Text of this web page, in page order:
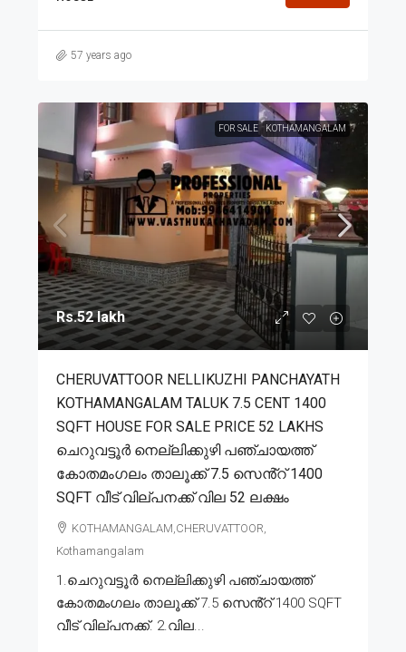
57 years ago
FOR SALE KOTHAMANGALAM
Rs.52 lakh
CHERUVATTOOR NELLIKUZHI PANCHAYATH
KOTHAMANGALAM TALUK 7.5 CENT 1400
SQFT HOUSE FOR SALE PRICE 52 LAKHS
ചെറുവട്ടൂർ നെല്ലിക്കുഴി പഞ്ചായത്ത്
കോതമംഗലം താലൂക്ക് 7.5 സെൻ്റ് 1400
SQFT വീട് വില്പനക്ക് വില 52 ലക്ഷം
KOTHAMANGALAM,CHERUVATTOOR,
Kothamangalam
1.ചെറുവട്ടൂർ നെല്ലിക്കുഴി പഞ്ചായത്ത്
കോതമംഗലം താലൂക്ക് 7.5 സെൻ്റ് 1400 SQFT
വീട് വില്പനക്ക്. 2.വില...